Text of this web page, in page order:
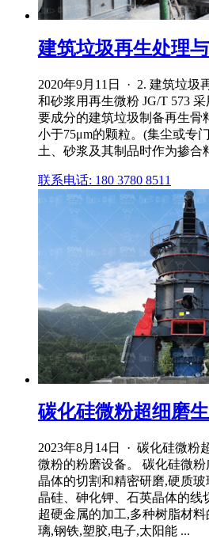
建筑垃圾再生处理
2020年9月11日 · 2. 建筑垃圾
和砂浆用再生微粉 JG/T 573
要成分的建筑垃圾制备再生骨
小于75μm的颗粒。(集尘或专
土、砂浆及其制品时作为掺合
联系电话: 180 3780 8511
碳化硅微粉超细磨
2023年8月14日 · 碳化硅微粉
微粉的粉磨设备。 碳化硅微
晶体的切割和精密研磨,硬质
晶硅、砷化钾、石英晶体的线
超硬金属的加工,多种树脂材
璃,钢铁,塑胶,电子,太阳能 ...